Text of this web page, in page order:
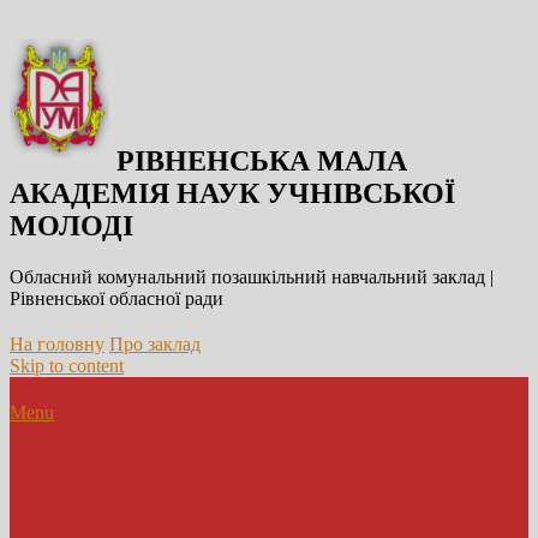
РІВНЕНСЬКА МАЛА
АКАДЕМІЯ НАУК УЧНІВСЬКОЇ
МОЛОДІ
Обласний комунальний позашкільний навчальний заклад |
Рівненської обласної ради
На головну Про заклад
Skip to content
Menu